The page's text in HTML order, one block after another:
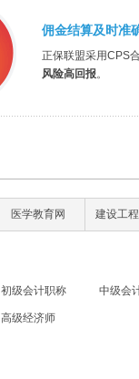
佣金结算及时准
正保联盟采用CPS
风险高回报。
医学教育网 建设工
初级会计职称 中级会
高级经济师